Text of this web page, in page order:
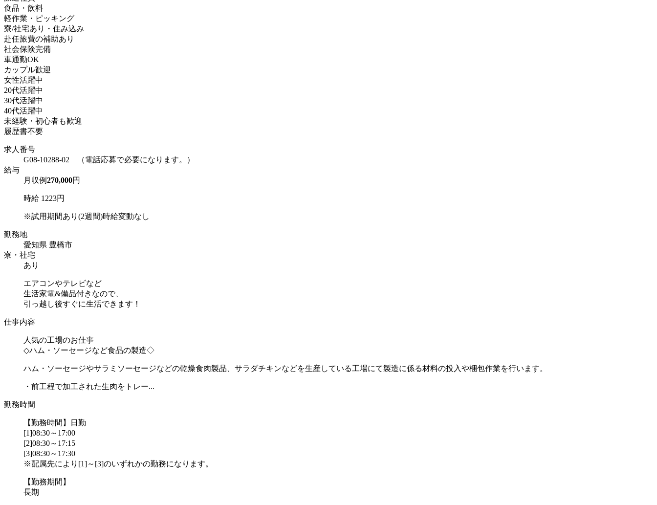
食品・飲料
軽作業・ピッキング
寮/社宅あり・住み込み
赴任旅費の補助あり
社会保険完備
車通勤OK
カップル歓迎
女性活躍中
20代活躍中
30代活躍中
40代活躍中
未経験・初心者も歓迎
履歴書不要
求人番号
G08-10288-02 （電話応募で必要になります。）
給与
月収例270,000円
時給 1223円
※試用期間あり(2週間)時給変動なし
勤務地
愛知県 豊橋市
寮・社宅
あり
エアコンやテレビなど
生活家電&備品付きなので、
引っ越し後すぐに生活できます！
仕事内容
人気の工場のお仕事
◇ハム・ソーセージなど食品の製造◇
ハム・ソーセージやサラミソーセージなどの乾燥食肉製品、サラダチキンなどを生産している工場にて製造に係る材料の投入や梱包作業を行います。
・前工程で加工された生肉をトレー...
勤務時間
【勤務時間】日勤
[1]08:30～17:00
[2]08:30～17:15
[3]08:30～17:30
※配属先により[1]～[3]のいずれかの勤務になります。
【勤務期間】
長期